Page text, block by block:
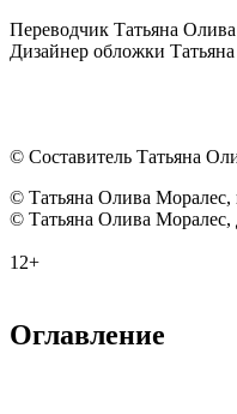
Переводчик Татьяна
Дизайнер обложки
© Составитель Татьяна
© Татьяна Олива Моралес,
© Татьяна Олива Моралес,
12+
Оглавление